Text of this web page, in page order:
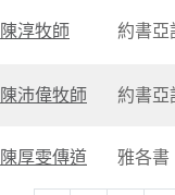
陳淳牧師 約書亞
陳沛偉牧師 約書亞
陳厚雯傳道 雅各書